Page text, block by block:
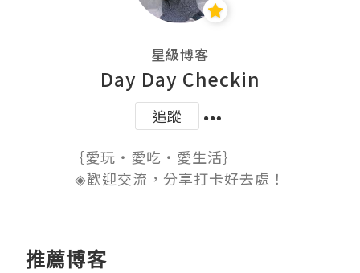
星級博客
Day Day Checkin
追蹤
｛愛玩・愛吃・愛生活｝ ​ ​ ​ ​ ​ ​ ​ ​ ​ ​ ​ ​ ​
◈​歡迎交流，分享打卡好去處！
推薦博客